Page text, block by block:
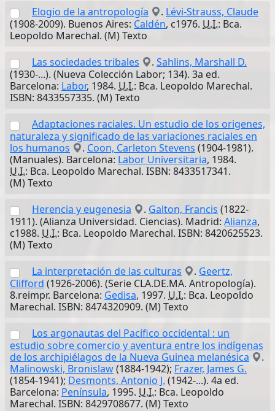
Elogio de la antropología
. Lévi-Strauss, Claude
(1908-2009). Buenos Aires: Caldén, c1976. U.I.: Bca.
Leopoldo Marechal. (M) Texto
Las sociedades tribales
. Sahlins, Marshall D.
(1930-...). (Nueva Colección Labor; 134). 3a ed.
Barcelona: Labor, 1984. U.I.: Bca. Leopoldo Marechal.
ISBN: 8433557335. (M) Texto
Adaptaciones raciales. Un estudio de los origenes,
naturaleza y significado de las variaciones raciales en
los humanos
. Coon, Carleton Stevens (1904-1981).
(Manuales). Barcelona: Labor Universitaria, 1984.
U.I.: Bca. Leopoldo Marechal. ISBN: 8433517341.
(M) Texto
Herencia y eugenesia
. Galton, Francis (1822-
1911). (Alianza Universidad. Ciencias). Madrid: Alianza,
c1988. U.I.: Bca. Leopoldo Marechal. ISBN: 8420625523.
(M) Texto
La interpretación de las culturas
. Geertz,
Clifford (1926-2006). (Serie CLA.DE.MA. Antropología).
8.reimpr. Barcelona: Gedisa, 1997. U.I.: Bca. Leopoldo
Marechal. ISBN: 8474320909. (M) Texto
Los argonautas del Pacífico occidental : un
estudio sobre comercio y aventura entre los indígenas
de los archipiélagos de la Nueva Guinea melanésica
.
Malinowski, Bronislaw(1884-1942); Frazer, James G.
(1854-1941); Desmonts, Antonio J. (1942-...). 4a ed.
Barcelona: Península, 1995. U.I.: Bca. Leopoldo
Marechal. ISBN: 8429708677. (M) Texto